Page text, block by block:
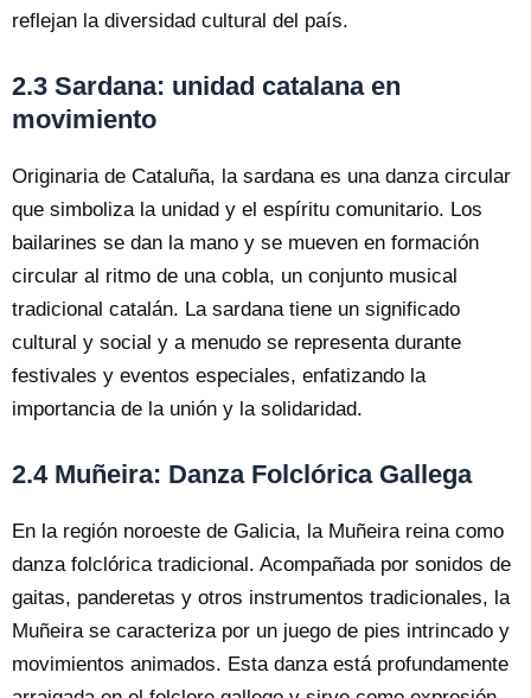
reflejan la diversidad cultural del país.
2.3 Sardana: unidad catalana en
movimiento
Originaria de Cataluña, la sardana es una danza circular
que simboliza la unidad y el espíritu comunitario. Los
bailarines se dan la mano y se mueven en formación
circular al ritmo de una cobla, un conjunto musical
tradicional catalán. La sardana tiene un significado
cultural y social y a menudo se representa durante
festivales y eventos especiales, enfatizando la
importancia de la unión y la solidaridad.
2.4 Muñeira: Danza Folclórica Gallega
En la región noroeste de Galicia, la Muñeira reina como
danza folclórica tradicional. Acompañada por sonidos de
gaitas, panderetas y otros instrumentos tradicionales, la
Muñeira se caracteriza por un juego de pies intrincado y
movimientos animados. Esta danza está profundamente